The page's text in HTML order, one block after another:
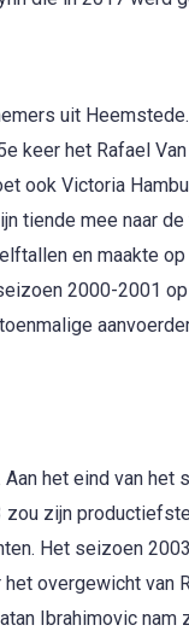
uit
keer het Rafael
ook Victoria
tiende mee naar
en maakte
2000-2001
het eind van
zijn
Het seizoen
overgewicht
Ibrahimovic nam